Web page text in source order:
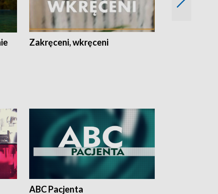
Zakręceni, wkręceni
ABC Pacjenta